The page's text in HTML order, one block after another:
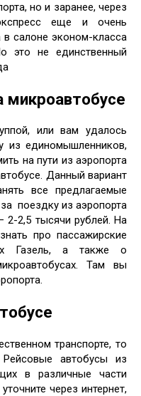
но и заранее, через
еще и очень
салоне эконом-класса
это не единственный
микроавтобусе
или вам удалось
из единомышленников,
на пути из аэропорта
Данный вариант
все предлагаемые
поездку из аэропорта
2-2,5 тысячи рублей. На
про пассажирские
Газель, а также о
Там вы
транспорте, то
автобусы из
в различные части
через интернет,